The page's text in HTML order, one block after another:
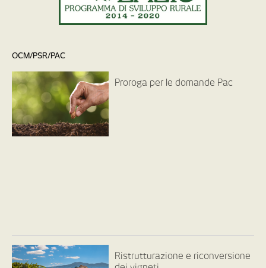
OCM/PSR/PAC
Proroga per le domande Pac
Ristrutturazione e riconversione